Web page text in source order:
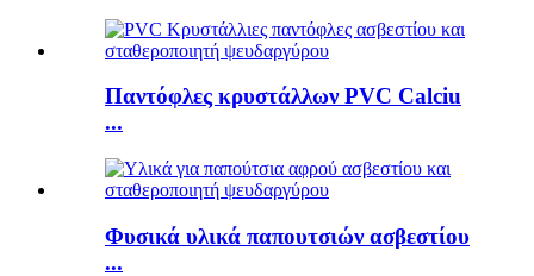
Παντόφλες κρυστάλλων PVC Calciu
...
Φυσικά υλικά παπουτσιών ασβεστίου
...